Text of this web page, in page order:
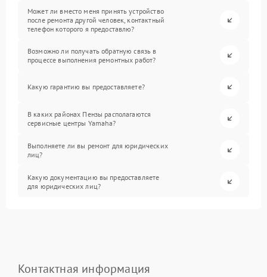
Может ли вместо меня принять устройство
после ремонта другой человек, контактный
телефон которого я предоставлю?
Возможно ли получать обратную связь в
процессе выполнения ремонтных работ?
Какую гарантию вы предоставляете?
В каких районах Пензы располагаются
сервисные центры Yamaha?
Выполняете ли вы ремонт для юридических
лиц?
Какую документацию вы предоставляете
для юридических лиц?
Контактная информация